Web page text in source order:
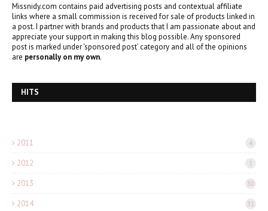
Missnidy.com contains paid advertising posts and contextual affiliate
links where a small commission is received for sale of products linked in
a post. I partner with brands and products that I am passionate about and
appreciate your support in making this blog possible. Any sponsored
post is marked under ‘sponsored post’ category and all of the opinions
are personally on my own.
HITS
2011 4
2012 3
2013 30
2014 31